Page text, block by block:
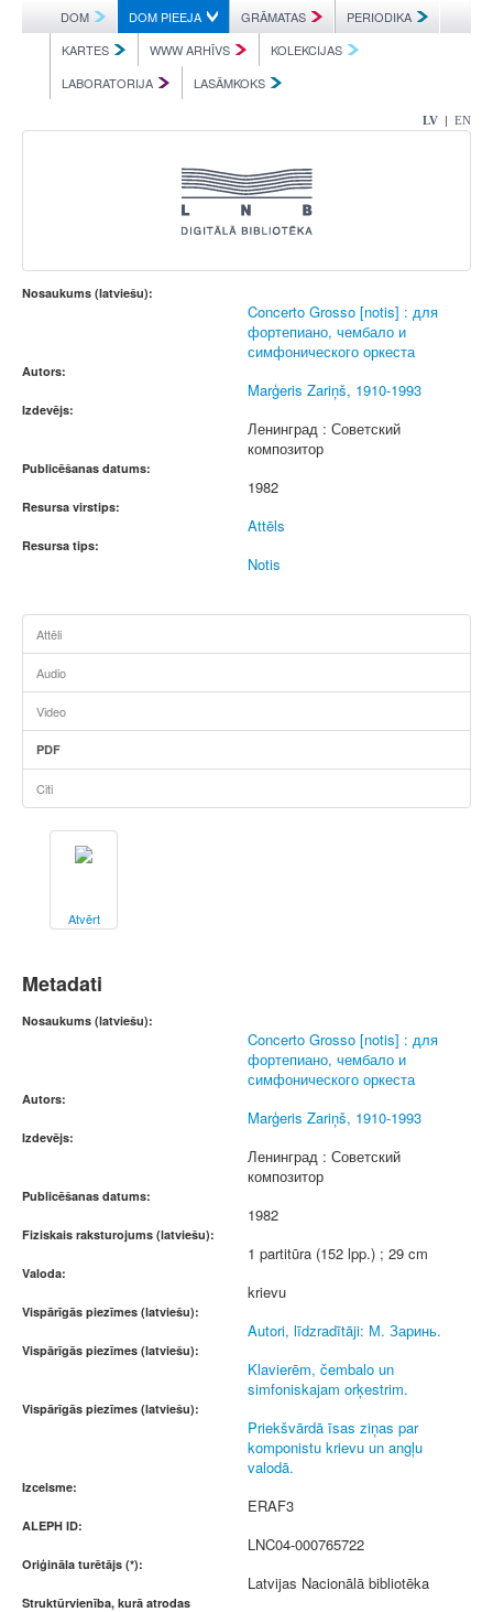
DOM DOM PIEEJA GRĀMATAS
PERIODIKA
KARTES
WWW ARHĪVS
KOLEKCIJAS
LABORATORIJA
LASĀMKOKS
LV | EN
Nosaukums (latviešu):
Concerto Grosso [notis] : для
фортепиано, чембало и
симфонического оркеста
Autors:
Marģeris Zariņš, 1910-1993
Izdevējs:
Ленинград : Советский
композитор
Publicēšanas datums:
1982
Resursa virstips:
Attēls
Resursa tips:
Notis
Attēli
Audio
Video
PDF
Citi
Atvērt
Metadati
Nosaukums (latviešu):
Concerto Grosso [notis] : для
фортепиано, чембало и
симфонического оркеста
Autors:
Marģeris Zariņš, 1910-1993
Izdevējs:
Ленинград : Советский
композитор
Publicēšanas datums:
1982
Fiziskais raksturojums (latviešu):
1 partitūra (152 lpp.) ; 29 cm
Valoda:
krievu
Vispārīgās piezīmes (latviešu):
Autori, līdzradītāji: М. Заринь.
Vispārīgās piezīmes (latviešu):
Klavierēm, čembalo un
simfoniskajam orķestrim.
Vispārīgās piezīmes (latviešu):
Priekšvārdā īsas ziņas par
komponistu krievu un angļu
valodā.
Izcelsme:
ERAF3
ALEPH ID:
LNC04-000765722
Oriģināla turētājs (*):
Latvijas Nacionālā bibliotēka
Struktūrvienība, kurā atrodas